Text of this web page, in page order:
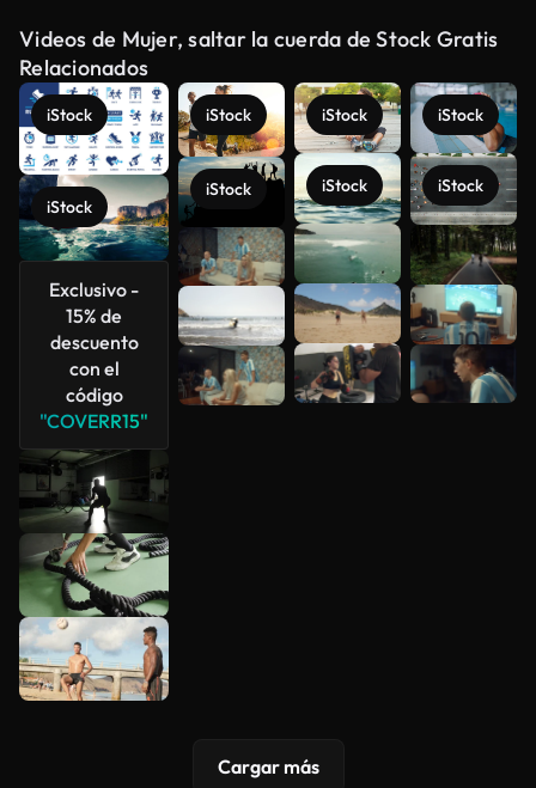
Videos de Mujer, saltar la cuerda de Stock Gratis
Relacionados
iStock
iStock
Exclusivo -
15% de
descuento
con el
código
"COVERR15"
iStock
iStock
iStock
iStock
iStock
iStock
Ver más
Cargar más